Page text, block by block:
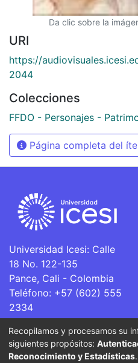
Da clic sobre la
URI
https://
2044
Colecciones
FFDO - Personajes -
Página completa del
Universidad Icesi: Calle
18 No. 122-135
Pance, Cali - Colombia
Teléfono: +57 (602) 555
2334
La Universidad Icesi es
Recopilamos y procesamos su
siguientes propósitos:
Reconocimiento y Estadísticas.